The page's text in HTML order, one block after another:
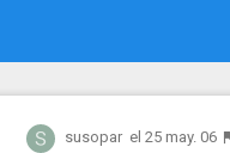
susopar el 25 may. 06